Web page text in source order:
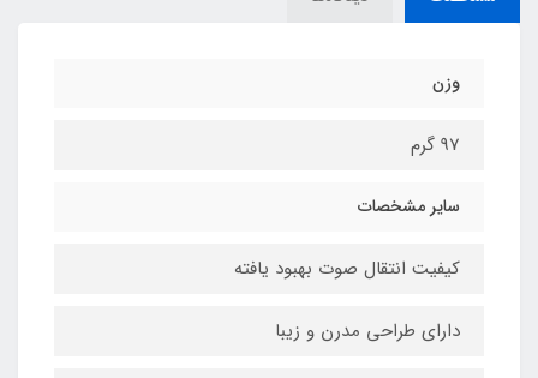
وزن
97 گرم
سایر مشخصات
کیفیت انتقال صوت بهبود یافته
دارای طراحی مدرن و زیبا